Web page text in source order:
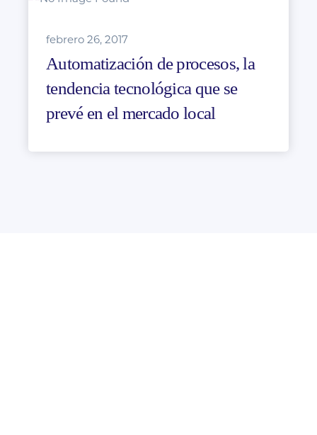
febrero 26, 2017
Automatización de procesos, la
tendencia tecnológica que se
prevé en el mercado local